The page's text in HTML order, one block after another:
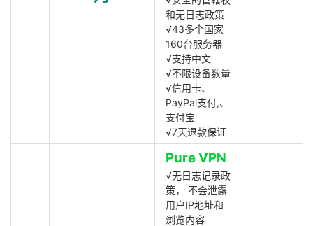
和无日志政策
√43多个国家
160台服务器
√支持中文
√不限设备数量
√信用卡、
PayPal支付,、
支付宝
√7天退款保证
Pure VPN
√无日志记录政
策， 不会泄露
用户IP地址和
浏览内容